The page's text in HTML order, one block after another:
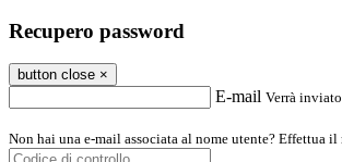
Recupero password
button close ×
E-mail Verrà
Non hai una e-mail associata al nome utente? Effettua